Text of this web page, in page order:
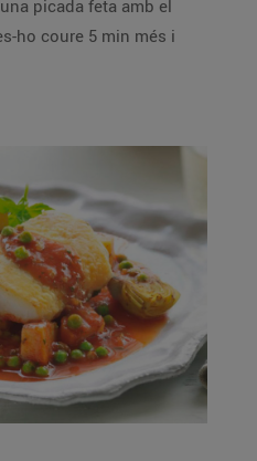
el
ho coure 5 min més i